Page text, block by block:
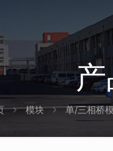
模块 单/三相桥